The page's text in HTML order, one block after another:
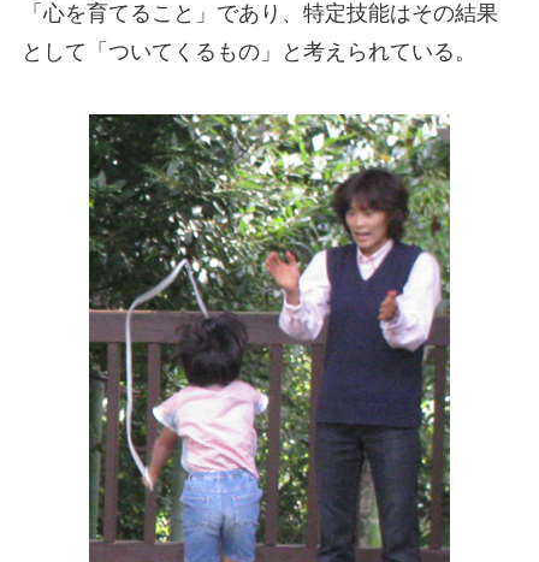
「心を育てること」であり、特定技能はその結果
として「ついてくるもの」と考えられている。